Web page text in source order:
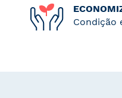
Condição